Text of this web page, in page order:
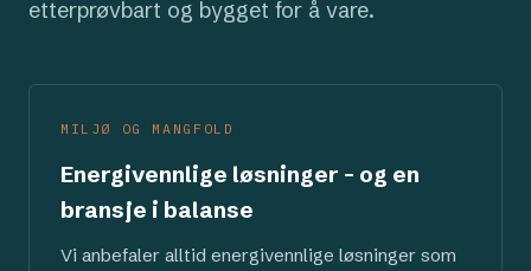
etterprøvbart og bygget for å vare.
MILJØ OG MANGFOLD
Energivennlige løsninger – og en
bransje i balanse
Vi anbefaler alltid energivennlige løsninger som